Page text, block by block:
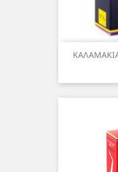
ΚΑΛΑΜΑΚΙΑ